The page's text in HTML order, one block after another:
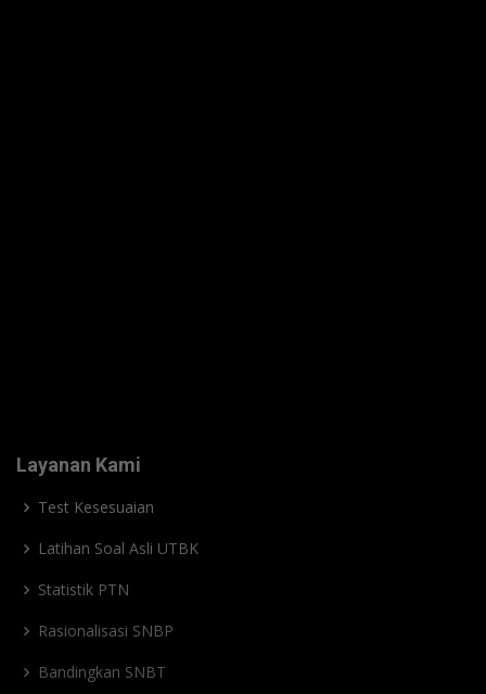
Layanan Kami
Test Kesesuaian
Latihan Soal Asli UTBK
Statistik PTN
Rasionalisasi SNBP
Bandingkan SNBT